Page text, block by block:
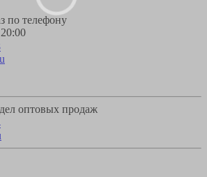
по телефону
оптовых продаж